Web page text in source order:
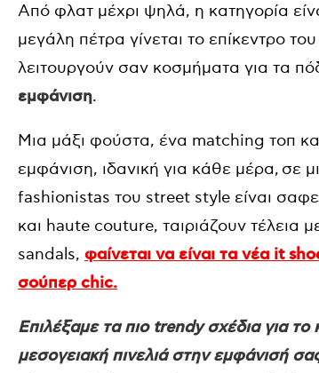
Από φλατ μέχρι ψηλά, η κατηγορία
μεγάλη πέτρα γίνεται το επίκεντρο
λειτουργούν σαν κοσμήματα για τα
εμφάνιση.
Μια μάξι φούστα, ένα matching τοπ
εμφάνιση, ιδανική για κάθε μέρα, σε
fashionistas του street style είναι
και haute couture, ταιριάζουν
sandals, φαίνεται να είναι τα νέα it
σούπερ chic.
Επιλέξαμε τα πιο trendy σχέδια για το
μεσογειακή πινελιά στην εμφάνισή